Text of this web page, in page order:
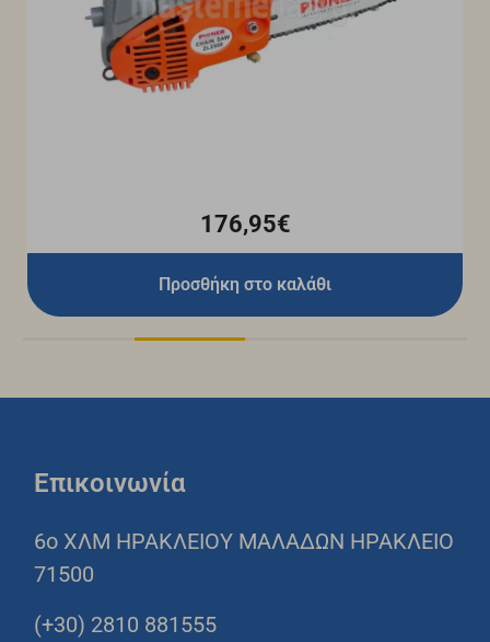
176,95€
Προσθήκη στο καλάθι
Επικοινωνία
6o ΧΛΜ ΗΡΑΚΛΕΙΟΥ ΜΑΛΑΔΩΝ ΗΡΑΚΛΕΙΟ
71500
(+30) 2810 881555